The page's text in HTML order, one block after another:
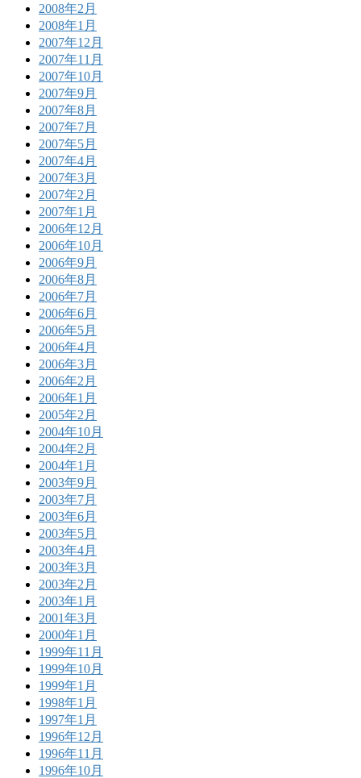
2008年2月
2008年1月
2007年12月
2007年11月
2007年10月
2007年9月
2007年8月
2007年7月
2007年5月
2007年4月
2007年3月
2007年2月
2007年1月
2006年12月
2006年10月
2006年9月
2006年8月
2006年7月
2006年6月
2006年5月
2006年4月
2006年3月
2006年2月
2006年1月
2005年2月
2004年10月
2004年2月
2004年1月
2003年9月
2003年7月
2003年6月
2003年5月
2003年4月
2003年3月
2003年2月
2003年1月
2001年3月
2000年1月
1999年11月
1999年10月
1999年1月
1998年1月
1997年1月
1996年12月
1996年11月
1996年10月